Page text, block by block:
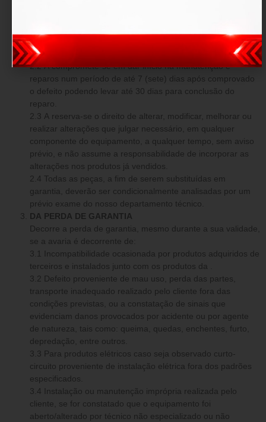
avarias prévias, a tem o dever de reparar os danos o mais
breve possível, sem custo adicional.
2.2 A compromete-se em dar início na manutenção e
reparos num período de até 7 (sete) dias após comprovado
o defeito podendo levar até 30 dias para conclusão do
reparo.
2.3 A reserva-se o direito de alterar, modificar, melhorar ou
realizar alterações que julgar necessário, em qualquer
componente do equipamento, a qualquer tempo, sem aviso
prévio, e não assume a responsabilidade de incorporar as
alterações nos produtos já vendidos.
2.4 Todas as peças, a fim de serem substituídas em
garantia, deverão ser condicionalmente analisadas por um
prévio exame do nosso departamento técnico.
DA PERDA DE GARANTIA
Decorre a perda de garantia, mesmo durante a sua validade,
se a avaria é decorrente de:
3.1 Incompatibilidade ocasionada por produtos adquiridos de
terceiros e instalados junto com os produtos da .
3.2 Defeito proveniente de mau uso, perda das partes,
transporte inadequado realizado pelo cliente fora das
condições previstas, ou a constatação de sinais que
evidenciam danos provocados por acidente ou por agente
de natureza, tais como: queima, quedas, enchentes, furto,
depredação, entre outros.
3.3 Para produtos elétricos caso seja observado curto-
circuito proveniente de instalação elétrica fora dos padrões
especificados.
3.4 Instalação ou manutenção imprópria realizada pelo
cliente, se for constatado que o equipamento foi
aberto/alterado por técnico não especializado ou não